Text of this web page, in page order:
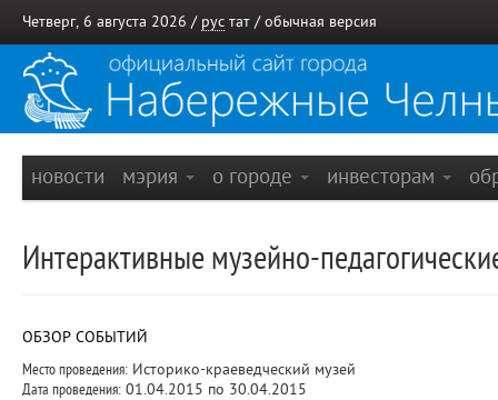
Четверг, 6 августа 2026 / рус тат / обычная версия
новости мэрия о городе инвесторам
Интерактивные музейно-
ОБЗОР СОБЫТИЙ
Место проведения: Историко-краеведческий музей
Дата проведения: 01.04.2015 по 30.04.2015